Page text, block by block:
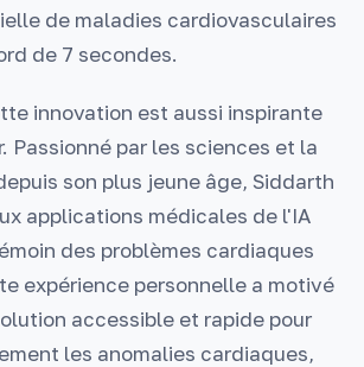
de maladies cardiovasculaires
de 7 secondes.
innovation est aussi inspirante
Passionné par les sciences et la
son plus jeune âge, Siddarth
applications médicales de l'IA
des problèmes cardiaques
expérience personnelle a motivé
accessible et rapide pour
les anomalies cardiaques,